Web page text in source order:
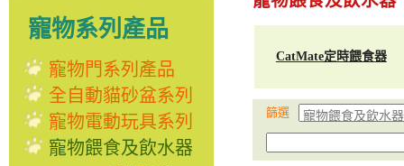
寵物系列產品
寵物門系列產品
全自動貓砂盆系列
寵物電動玩具系列
寵物餵食及飲水器
CatMate定時餵食器
篩選